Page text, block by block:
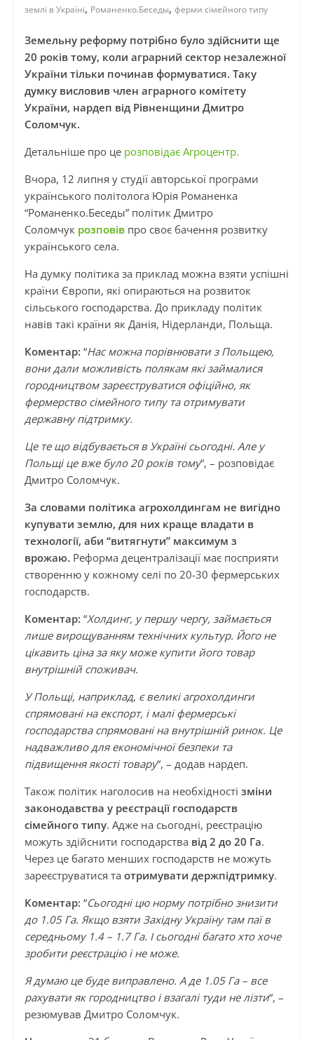
землі в Україні, Романенко.Беседы, ферми сімейного типу
Земельну реформу потрібно було здійснити ще
20 років тому, коли аграрний сектор незалежної
України тільки починав формуватися. Таку
думку висловив член аграрного комітету
України, нардеп від Рівненщини Дмитро
Соломчук.
Детальніше про це розповідає Агроцентр.
Вчора, 12 липня у студії авторської програми
українського політолога Юрія Романенка
“Романенко.Беседы” політик Дмитро
Соломчук розповівпро своє бачення розвитку
українського села.
На думку політика за приклад можна взяти успішні
країни Європи, які опираються на розвиток
сільського господарства. До прикладу політик
навів такі країни як Данія, Нідерланди, Польща.
Коментар: “Нас можна порівнювати з Польщею,
вони дали можливість полякам які займалися
городництвом зареєструватися офіційно, як
фермерство сімейного типу та отримувати
державну підтримку.
Це те що відбувається в Україні сьогодні. Але у
Польщі це вже було 20 років тому“, – розповідає
Дмитро Соломчук.
За словами політика агрохолдингам не вигідно
купувати землю, для них краще владати в
технології, аби “витягнути” максимум з
врожаю. Реформа децентралізації має посприяти
створенню у кожному селі по 20-30 фермерських
господарств.
Коментар: “Холдинг, у першу чергу, займається
лише вирощуванням технічних культур. Його не
цікавить ціна за яку може купити його товар
внутрішній споживач.
У Польщі, наприклад, є великі агрохолдинги
спрямовані на експорт, і малі фермерські
господарства спрямовані на внутрішній ринок. Це
надважливо для економічної безпеки та
підвищення якості товару“, – додав нардеп.
Також політик наголосив на необхідності зміни
законодавства у реєстрації господарств
сімейного типу. Адже на сьогодні, реєстрацію
можуть здійснити господарства від 2 до 20 Га.
Через це багато менших господарств не можуть
зареєструватися та отримувати держпідтримку.
Коментар: “Сьогодні цю норму потрібно знизити
до 1.05 Га. Якщо взяти Західну Україну там паї в
середньому 1.4 – 1.7 Га. І сьогодні багато хто хоче
зробити реєстрацію і не може.
Я думаю це буде виправлено. А де 1.05 Га – все
рахувати як городництво і взагалі туди не лізти“, –
резюмував Дмитро Соломчук.